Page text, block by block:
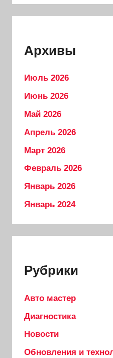
Архивы
Июль 2026
Июнь 2026
Май 2026
Апрель 2026
Март 2026
Февраль 2026
Январь 2026
Январь 2024
Рубрики
Авто мастер
Диагностика
Новости
Обновления и